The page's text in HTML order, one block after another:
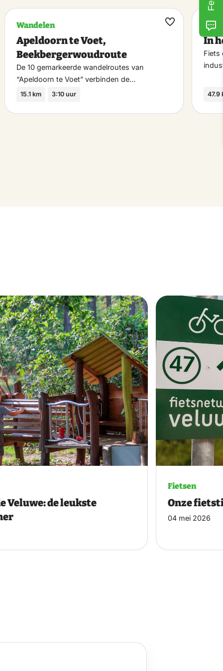
Wandelen
Apeldoorn te Voet,
Beekbergerwoudroute
De 10 gemarkeerde wandelroutes van
“Apeldoorn te Voet” verbinden de…
15.1 km 3:10 uur
Maak
In
Fiets
47.9
Veluwe: de leukste
Fietsen
Onze
04 mei 2026